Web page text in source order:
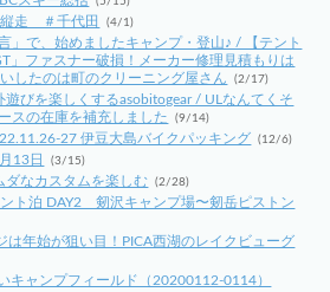
走 ＃千代田 (4/1)
」で、始めましたキャンプ・登山♪ / 【テント
」ファスナー破損！メーカー修理見積もりは
したのは町のクリーニング屋さん
(2/17)
びを楽しくするasobitogear / ULなんてくそ
スの在庫を補充しました
(9/14)
27 伊豆大島バイクパッキング (12/6)
13日 (3/15)
なカスタムを楽しむ (2/28)
ト泊 DAY2 剱沢キャンプ場〜剱岳ピストン
は年始が狙い目！PICA西湖のレイクビューグ
キャンプフィールド（20200112-0114）